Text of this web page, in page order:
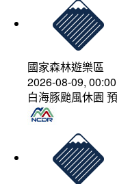
國家森林遊樂區
2026-08-09,
白海豚颱風休園